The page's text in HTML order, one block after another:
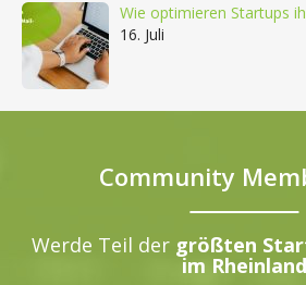
Wie optimieren Startups
16. Juli
Community
Werde Teil der größten
im Rheinland